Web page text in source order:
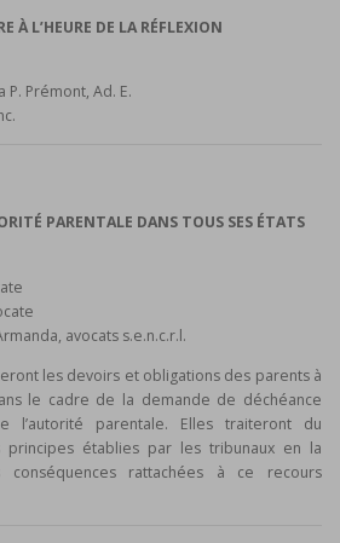
À L’HEURE DE LA RÉFLEXION
Prémont, Ad. E.
PARENTALE DANS TOUS SES ÉTATS
avocats s.e.n.c.r.l.
les devoirs et obligations des parents à
le cadre de la demande de déchéance
l’autorité parentale. Elles traiteront du
principes établies par les tribunaux en la
rattachées à ce recours